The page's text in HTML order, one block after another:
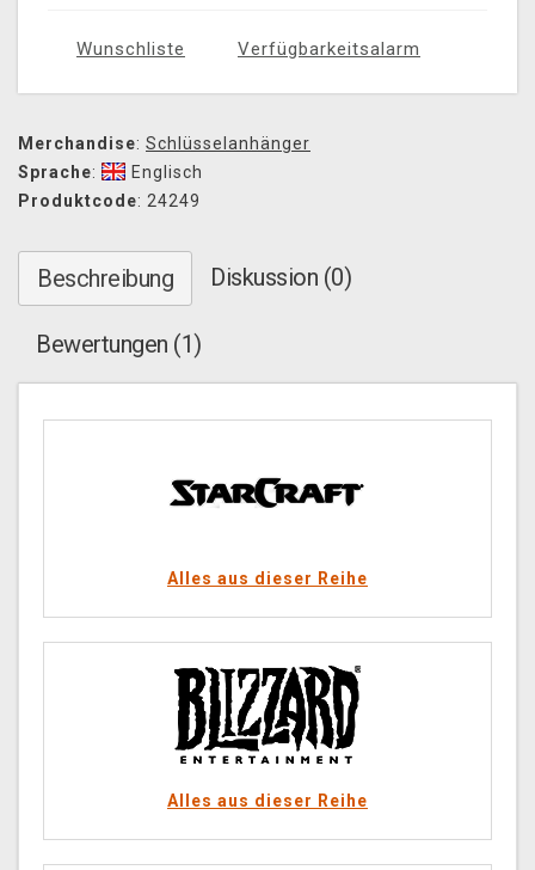
Wunschliste Verfügbarkeitsalarm
Merchandise: Schlüsselanhänger
Sprache:
Englisch
Produktcode: 24249
Beschreibung Diskussion (0)
Bewertungen (1)
Alles aus dieser Reihe
Alles aus dieser Reihe